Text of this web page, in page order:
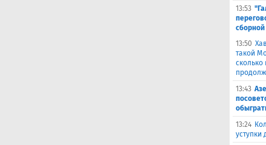
13:53
13:50
такой
13:43
13:24